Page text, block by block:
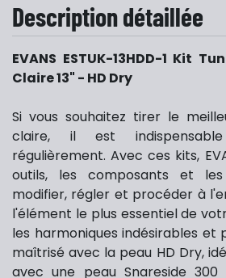
Description détaillée
EVANS ESTUK-13HDD-1 Kit
Claire 13" - HD Dry
Si vous souhaitez tirer le
claire, il est
régulièrement. Avec ces kits,
outils, les composants et
modifier, régler et procéder à
l'élément le plus essentiel de
les harmoniques indésirables et
maîtrisé avec la peau HD Dry,
avec une peau Snareside